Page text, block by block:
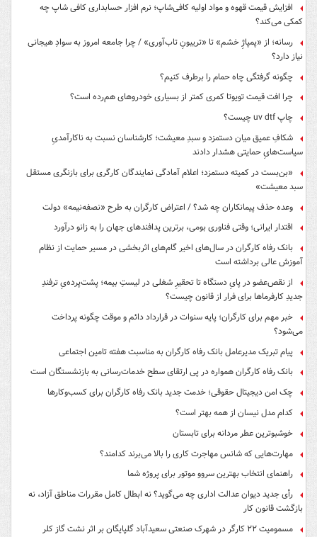
افزایش قیمت قهوه و مواد اولیه کافی‌شاپ؛ نرم افزار حسابداری کافی شاپ چه
کمکی می‌کند؟
رسانه؛ از «پمپاژِ خشم» تا «تریبونِ تاب‌آوری» / چرا جامعه امروز به سوادِ هیجانی
نیاز دارد؟
چگونه گرفتگی چاه حمام را برطرف کنیم؟
چرا افت قیمت تویوتا کمری کمتر از بسیاری خودروهای هم‌رده است؟
چاپ uv dtf چیست؟
شکافِ عمیق میان دستمزد و سبدِ معیشت؛ کارشناسان نسبت به ناکارآمدیِ
سیاست‌هایِ حمایتی هشدار دادند
«بن‌بست در کمیته دستمزد؛ اعلام آمادگی نمایندگان کارگری برای بازنگری مستقل
سبد معیشت»
وعده حذف پیمانکاران چه شد؟ / اعتراض کارگران به طرح «نصفه‌نیمه» دولت
اقتدار ایرانی؛ وقتی فناوری بومی، برترین پدافندهای جهان را به زانو درآورد
بانک رفاه کارگران در سال‌های اخیر گام‌های اثربخشی در مسیر حمایت از نظام
آموزش عالی برداشته است
از نقص‌عضو در پایِ دستگاه تا تحقیرِ شغلی در لیستِ بیمه؛ پشت‌پرده‌یِ ترفندِ
جدیدِ کارفرماها برای فرار از قانون چیست؟
خبر مهم برای کارگران؛ پایه سنوات در قرارداد دائم و موقت چگونه پرداخت
می‌شود؟
پیام تبریک مدیرعامل بانک رفاه کارگران به مناسبت هفته تامین اجتماعی
بانک رفاه کارگران همواره در پی ارتقای سطح خدمات‌رسانی به بازنشستگان است
چک امن دیجیتال حقوقی؛ خدمت جدید بانک رفاه کارگران برای کسب‌وکارها
کدام مدل نیسان از همه بهتر است؟
خوشبوترین عطر مردانه برای تابستان
مهارت‌هایی که شانس مهاجرت کاری را بالا می‌برند کدامند؟
راهنمای انتخاب بهترین سروو موتور برای پروژه شما
رأی جدید دیوان عدالت اداری چه می‌گوید؟ نه ابطال کامل مقررات مناطق آزاد، نه
بازگشت قانون کار
مسمومیت ۲۲ کارگر در شهرک صنعتی سعیدآباد گلپایگان بر اثر نشت گاز کلر